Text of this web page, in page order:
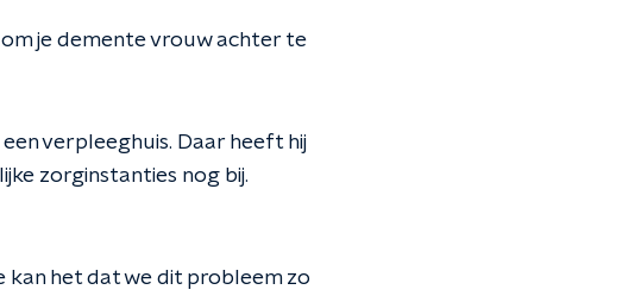
je demente vrouw achter te
verpleeghuis. Daar heeft hij
zorginstanties nog bij.
kan het dat we dit probleem zo